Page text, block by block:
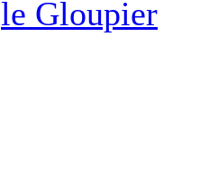
le Gloupier